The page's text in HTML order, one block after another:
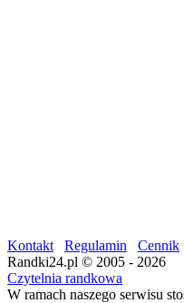
Kontakt Regulamin Cennik
Randki24.pl © 2005 - 2026
Czytelnia randkowa
W ramach naszego serwisu